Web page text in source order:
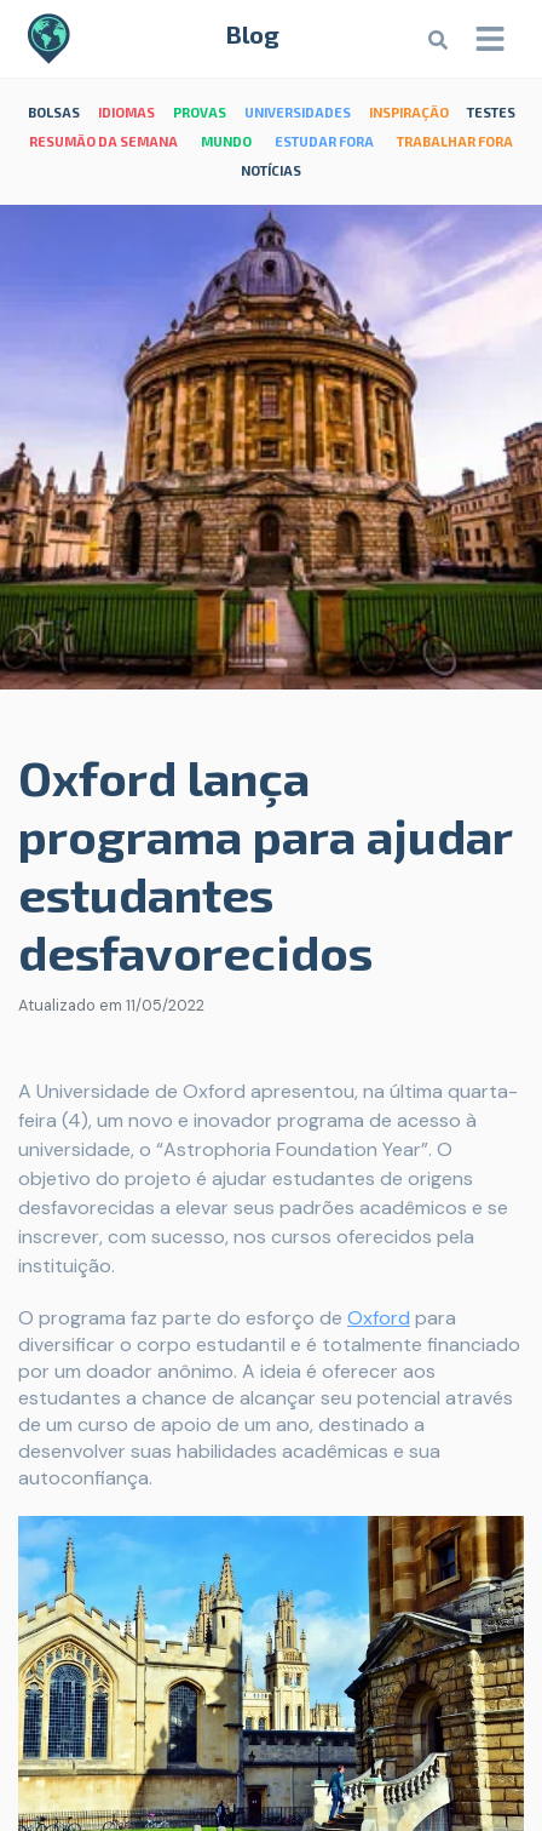
Blog
BOLSAS IDIOMAS PROVAS UNIVERSIDADES INSPIRAÇÃO
TESTES
RESUMÃO DA SEMANA
MUNDO ESTUDAR FORA
TRABALHAR FORA
NOTÍCIAS
Oxford lança
programa para ajudar
estudantes
desfavorecidos
Atualizado em 11/05/2022
A Universidade de Oxford apresentou, na última quarta-
feira (4), um novo e inovador programa de acesso à
universidade, o “Astrophoria Foundation Year”. O
objetivo do projeto é ajudar estudantes de origens
desfavorecidas a elevar seus padrões acadêmicos e se
inscrever, com sucesso, nos cursos oferecidos pela
instituição.
O programa faz parte do esforço de Oxford para
diversificar o corpo estudantil e é totalmente financiado
por um doador anônimo. A ideia é oferecer aos
estudantes a chance de alcançar seu potencial através
de um curso de apoio de um ano, destinado a
desenvolver suas habilidades acadêmicas e sua
autoconfiança.